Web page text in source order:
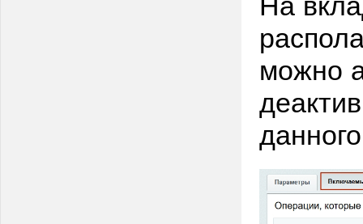
можно